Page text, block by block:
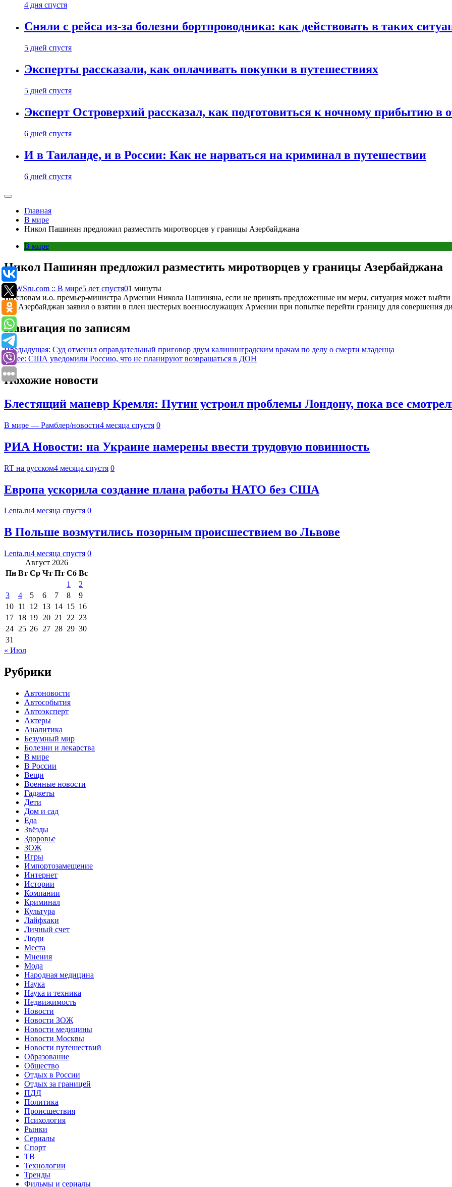
4 дня спустя
Сняли с рейса из-за болезни бортпроводника: как действовать в таких
5 дней спустя
Эксперты рассказали, как оплачивать покупки в путешествиях
5 дней спустя
Эксперт Островерхий рассказал, как подготовиться к ночному прибытию в
6 дней спустя
И в Таиланде, и в России: Как не нарваться на криминал в путешествии
6 дней спустя
Главная
В мире
Никол Пашинян предложил разместить миротворцев у границы Азербайджана
В мире
Никол Пашинян предложил разместить миротворцев у границы Азербайджана
NEWSru.com :: В мире5 лет спустя01 минуты
По словам и.о. премьер-министра Армении Никола Пашиняна, если не принять предложенные им меры, ситуация может выйти
мая Азербайджан заявил о взятии в плен шестерых военнослужащих Армении при попытке перейти границу для совершения
Навигация по записям
Предыдущая: Суд отменил оправдательный приговор двум калининградским врачам по делу о смерти младенца
Далее: США уведомили Россию, что не планируют возвращаться в ДОН
Похожие новости
Блестящий маневр Кремля: Путин устроил проблемы Лондону, пока все
В мире — Рамблер/новости4 месяца спустя 0
РИА Новости: на Украине намерены ввести трудовую повинность
RT на русском4 месяца спустя 0
Европа ускорила создание плана работы НАТО без США
Lenta.ru4 месяца спустя 0
В Польше возмутились позорным происшествием во Львове
Lenta.ru4 месяца спустя 0
Август 2026
Пн Вт Ср Чт Пт Сб Вс
1
2
3
4 5 6 7 8
9
10 11 12 13 14 15 16
17 18 19 20 21 22 23
24 25 26 27 28 29 30
31
« Июл
Рубрики
Автоновости
Автособытия
Автоэксперт
Актеры
Аналитика
Безумный мир
Болезни и лекарства
В мире
В России
Вещи
Военные новости
Гаджеты
Дети
Дом и сад
Еда
Звёзды
Здоровье
ЗОЖ
Игры
Импортозамещение
Интернет
Истории
Компании
Криминал
Культура
Лайфхаки
Личный счет
Люди
Места
Мнения
Мода
Народная медицина
Наука
Наука и техника
Недвижимость
Новости
Новости ЗОЖ
Новости медицины
Новости Москвы
Новости путешествий
Образование
Общество
Отдых в России
Отдых за границей
ПДД
Политика
Происшествия
Психология
Рынки
Сериалы
Спорт
ТВ
Технологии
Тренды
Фильмы и сериалы